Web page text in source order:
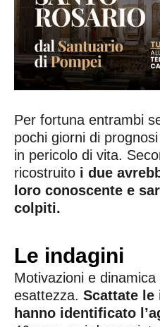
Per fortuna entrambi
pochi giorni di
in pericolo di vita.
ricostruito i due
loro conoscente e
colpiti.
Le indagini
Motivazioni e
esattezza. Scattate
hanno identificato